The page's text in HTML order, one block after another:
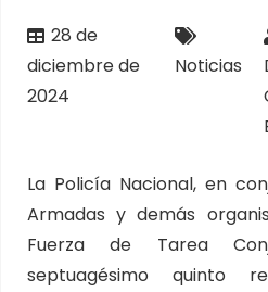
28 de
diciembre de
2024
Noticias
La Policía Nacional, en
Armadas y demás
Fuerza de Tarea
septuagésimo quinto